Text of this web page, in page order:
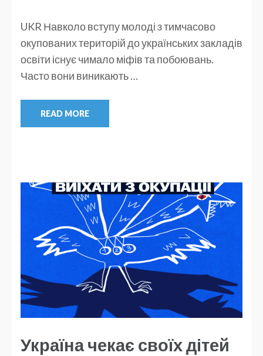
UKR Навколо вступу молоді з тимчасово
окупованих територій до українських закладів
освіти існує чимало міфів та побоювань.
Часто вони виникають …
READ MORE
Україна чекає своїх дітей